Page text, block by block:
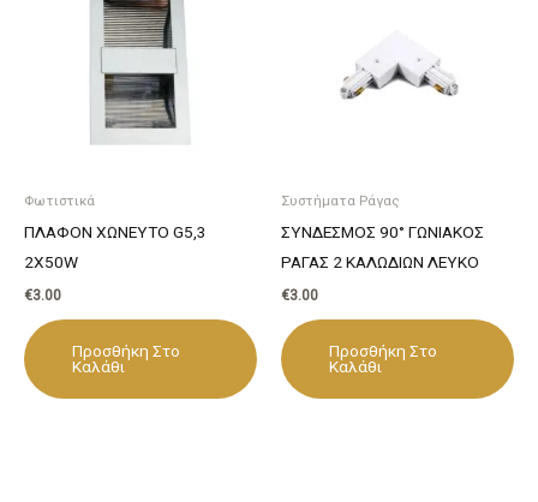
Φωτιστικά
ΠΛΑΦΟΝ ΧΩΝΕΥΤΟ G5,3
2X50W
€3.00
Προσθήκη Στο
Καλάθι
Συστήματα Ράγας
ΣΥΝΔΕΣΜΟΣ 90° ΓΩΝΙΑΚΟΣ
ΡΑΓΑΣ 2 ΚΑΛΩΔΙΩΝ ΛΕΥΚΟ
€3.00
Προσθήκη Στο
Καλάθι